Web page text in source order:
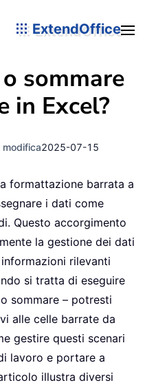
ExtendOffice
sommare
in Excel?
modifica2025-07-15
formattazione barrata a
i dati come
Questo accorgimento
la gestione dei dati
rilevanti
si tratta di eseguire
sommare – potresti
alle celle barrate da
gestire questi scenari
lavoro e portare a
illustra diversi